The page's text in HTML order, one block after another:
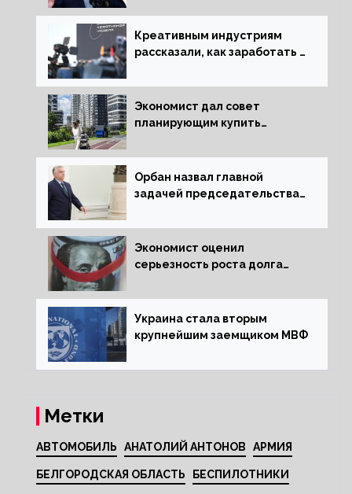
Креативным индустриям
рассказали, как заработать 2
экономики
Экономист дал совет
планирующим купить
Орбан назвал главной
задачей председательства
за мир
Экономист оценил
серьезность роста долга
Украина стала вторым
крупнейшим заемщиком МВФ
Метки
АВТОМОБИЛЬ АНАТОЛИЙ АНТОНОВ АРМИЯ
БЕЛГОРОДСКАЯ ОБЛАСТЬ БЕСПИЛОТНИКИ